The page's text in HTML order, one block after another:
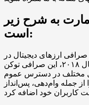
به شرح زیر
است:
یک صرافی ارزهای دیجیتال در
جزایر کیمن تأسیس شد. در سال ۲۰۱۸، این صرافی توکن BMX را
مختلف در دسترس عموم
جمله وام‌دهی، پس‌انداز